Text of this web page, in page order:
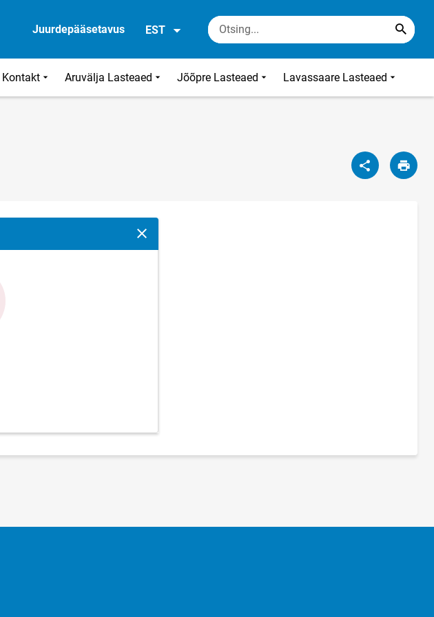
Juurdepääsetavus EST
Kontakt Aruvälja Lasteaed Jõõpre Lasteaed Lavassaare Lasteaed
Sulge modaalaken